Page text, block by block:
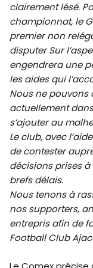
clairement lésé.
championnat, le
premier non
disputer Sur
engendrera une
les aides qui
Nous ne pouvons
actuellement
s’ajouter au
Le club, avec
de contester
décisions prises
brefs délais.
Nous tenons à
nos supporters,
entrepris afin de
Football Club